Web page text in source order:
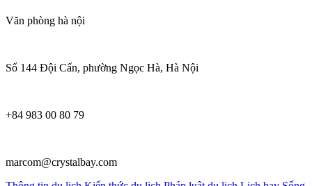
Văn phòng hà nội
Số 144 Đội Cấn, phường Ngọc Hà, Hà Nội
+84 983 00 80 79
marcom@crystalbay.com